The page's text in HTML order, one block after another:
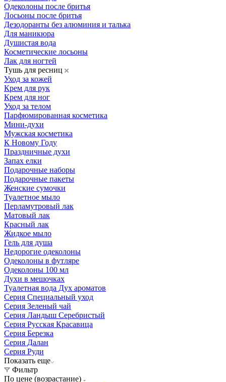
Одеколоны после бритья
Лосьоны после бритья
Дезодоранты без алюминия и талька
Для маникюра
Душистая вода
Косметические лосьоны
Лак для ногтей
Тушь для ресниц
Уход за кожей
Крем для рук
Крем для ног
Уход за телом
Парфюмированная косметика
Мини-духи
Мужская косметика
К Новому Году
Праздничные духи
Запах елки
Подарочные наборы
Подарочные пакеты
Женские сумочки
Туалетное мыло
Перламутровый лак
Матовый лак
Красный лак
Жидкое мыло
Гель для душа
Недорогие одеколоны
Одеколоны в футляре
Одеколоны 100 мл
Духи в мешочках
Туалетная вода Дух ароматов
Серия Специальный уход
Серия Зеленый чай
Серия Ландыш Серебристый
Серия Русская Красавица
Серия Березка
Серия Далан
Серия Руди
Показать еще
Фильтр
По цене (возрастание)